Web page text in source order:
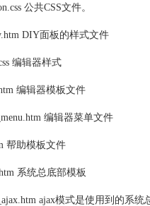
公共CSS文件。
DIY面板的样式文件
编辑器样式
编辑器模板文件
编辑器菜单文件
帮助模板文件
系统总底部模板
ajax模式是使用到的系